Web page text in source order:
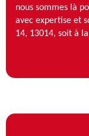
nous sommes là
avec expertise et
14, 13014, soit à